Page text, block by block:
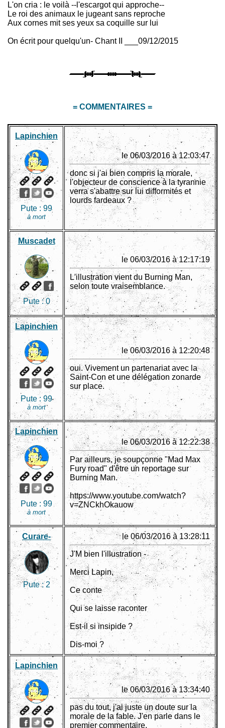
L'on cria : le voilà --l'escargot qui approche--
Le roi des animaux le jugeant sans reproche
Aux cornes mit ses yeux sa coquille sur lui
On écrit pour quelqu'un- Chant II ___09/12/2015
= COMMENTAIRES =
Lapinchien
Pute : 99
à mort
le 06/03/2016 à 12:03:47
donc si j'ai bien compris la morale,
l'objecteur de conscience à la tyrannie
verra s'abattre sur lui difformités et
lourds fardeaux ?
Muscadet
Pute :0
le 06/03/2016 à 12:17:19
L'illustration vient du Burning Man,
selon toute vraisemblance.
Lapinchien
Pute : 99
à mort
le 06/03/2016 à 12:20:48
oui. Vivement un partenariat avec la
Saint-Con et une délégation zonarde
sur place.
Lapinchien
Pute : 99
à mort
le 06/03/2016 à 12:22:38
Par ailleurs, je soupçonne "Mad Max
Fury road" d'être un reportage sur
Burning Man.
https://www.youtube.com/watch?
v=ZNCkhOkauow
Curare-
Pute :2
le 06/03/2016 à 13:28:11
J'M bien l'illustration -
Merci Lapin,
Ce conte
Qui se laisse raconter
Est-il si insipide ?
Dis-moi ?
Lapinchien
le 06/03/2016 à 13:34:40
pas du tout, j'ai juste un doute sur la
morale de la fable. J'en parle dans le
premier commentaire.